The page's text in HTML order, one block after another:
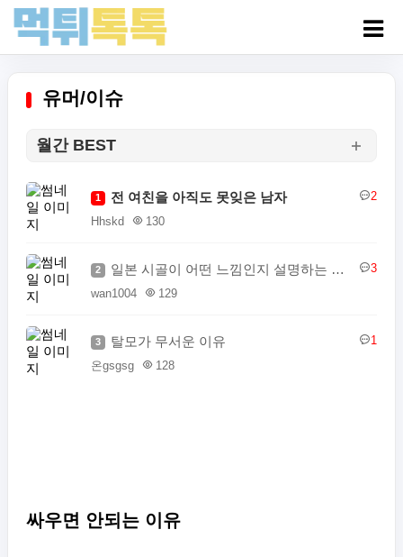
유머/이슈
월간 BEST
1 전 여친을 아직도 못잊은 남자
2
Hhskd
130
2 일본 시골이 어떤 느낌인지 설명하는 일본인
3
wan1004
129
3 탈모가 무서운 이유
1
온gsgsg
128
싸우면 안되는 이유